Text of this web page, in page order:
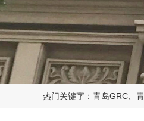
热门关键字：青岛GRC、